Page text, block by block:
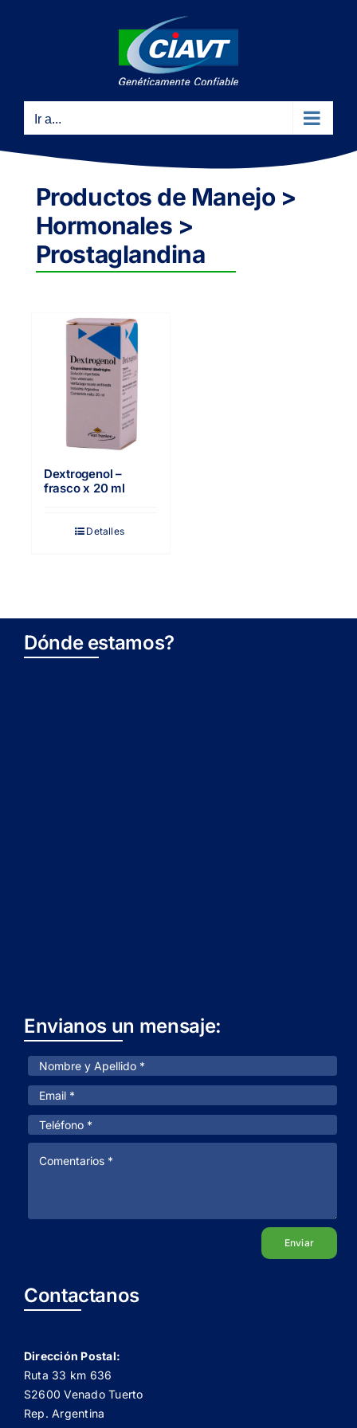
Ir a...
Productos de Manejo >
Hormonales >
Prostaglandina
Dextrogenol –
frasco x 20 ml
Detalles
Dónde estamos?
Envianos un mensaje:
Enviar
Contactanos
Dirección Postal:
Ruta 33 km 636
S2600 Venado Tuerto
Rep. Argentina